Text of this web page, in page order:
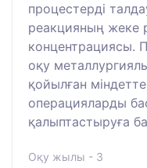
процестерді
реакцияның жеке
концентрациясы.
оқу
қойылған
операцияларды
қалыптастыруға
Оқу жылы - 3